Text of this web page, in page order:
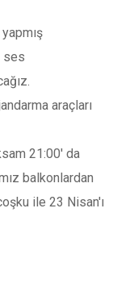
ses
araçları
21:00' da
balkonlardan
ile 23 Nisan'ı